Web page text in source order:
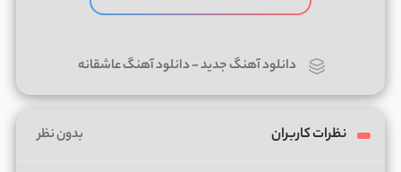
دانلود آهنگ جدید-دانلود آهنگ عاشقانه
نظرات کاربران بدون نظر